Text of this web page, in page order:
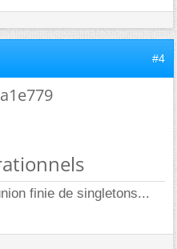
#4
finie de singletons...